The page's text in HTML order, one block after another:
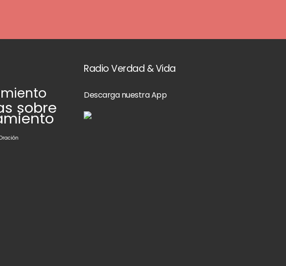
sobre
Radio Verdad & Vida
Descarga nuestra App